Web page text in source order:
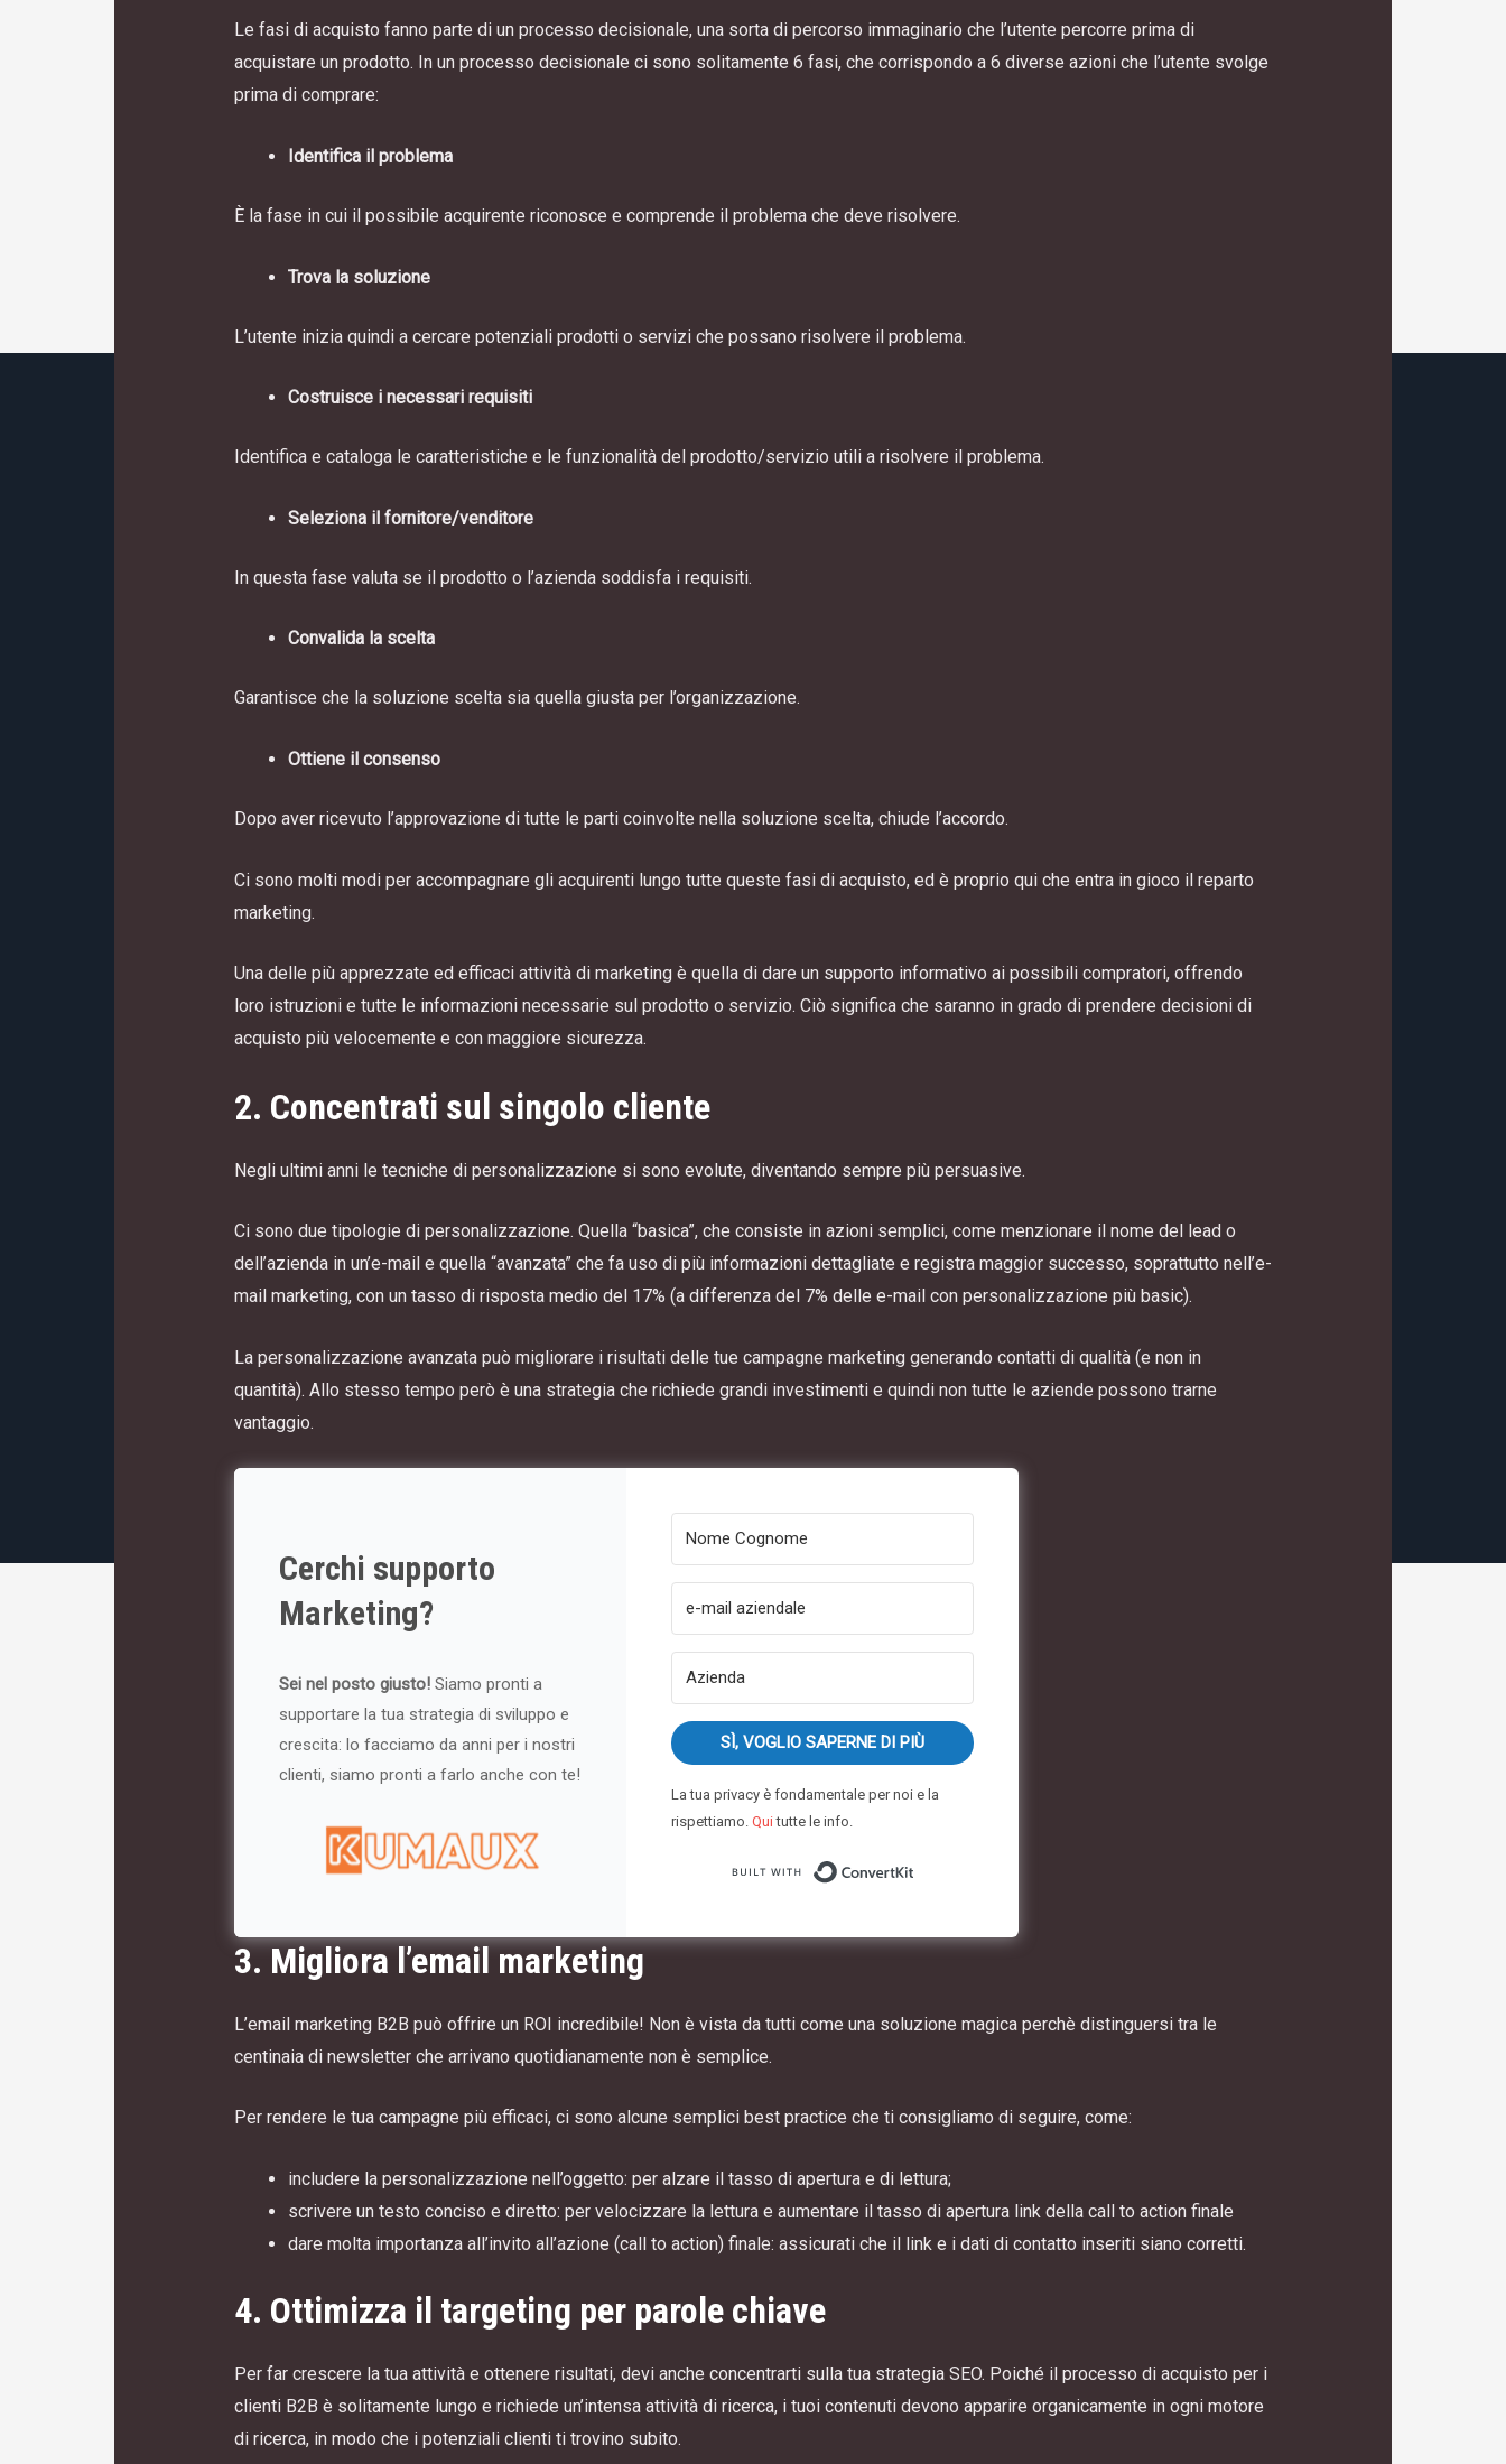
Le fasi di acquisto fanno parte di un processo decisionale, una sorta di percorso immaginario che l’utente percorre prima di
acquistare un prodotto. In un processo decisionale ci sono solitamente 6 fasi, che corrispondo a 6 diverse azioni che l’utente svolge
prima di comprare:
Identifica il problema
È la fase in cui il possibile acquirente riconosce e comprende il problema che deve risolvere.
Trova la soluzione
L’utente inizia quindi a cercare potenziali prodotti o servizi che possano risolvere il problema.
Costruisce i necessari requisiti
Identifica e cataloga le caratteristiche e le funzionalità del prodotto/servizio utili a risolvere il problema.
Seleziona il fornitore/venditore
In questa fase valuta se il prodotto o l’azienda soddisfa i requisiti.
Convalida la scelta
Garantisce che la soluzione scelta sia quella giusta per l’organizzazione.
Ottiene il consenso
Dopo aver ricevuto l’approvazione di tutte le parti coinvolte nella soluzione scelta, chiude l’accordo.
Ci sono molti modi per accompagnare gli acquirenti lungo tutte queste fasi di acquisto, ed è proprio qui che entra in gioco il reparto
marketing.
Una delle più apprezzate ed efficaci attività di marketing è quella di dare un supporto informativo ai possibili compratori, offrendo
loro istruzioni e tutte le informazioni necessarie sul prodotto o servizio. Ciò significa che saranno in grado di prendere decisioni di
acquisto più velocemente e con maggiore sicurezza.
2. Concentrati sul singolo cliente
Negli ultimi anni le tecniche di personalizzazione si sono evolute, diventando sempre più persuasive.
Ci sono due tipologie di personalizzazione. Quella “basica”, che consiste in azioni semplici, come menzionare il nome del lead o
dell’azienda in un’e-mail e quella “avanzata” che fa uso di più informazioni dettagliate e registra maggior successo, soprattutto nell’e-
mail marketing, con un tasso di risposta medio del 17% (a differenza del 7% delle e-mail con personalizzazione più basic).
La personalizzazione avanzata può migliorare i risultati delle tue campagne marketing generando contatti di qualità (e non in
quantità). Allo stesso tempo però è una strategia che richiede grandi investimenti e quindi non tutte le aziende possono trarne
vantaggio.
Cerchi supporto
Marketing?
Sei nel posto giusto! Siamo pronti a
supportare la tua strategia di sviluppo e
crescita: lo facciamo da anni per i nostri
clienti, siamo pronti a farlo anche con te!
SÌ, VOGLIO SAPERNE DI PIÙ
La tua privacy è fondamentale per noi e la
rispettiamo. Quitutte le info.
3. Migliora l’email marketing
L’email marketing B2B può offrire un ROI incredibile! Non è vista da tutti come una soluzione magica perchè distinguersi tra le
centinaia di newsletter che arrivano quotidianamente non è semplice.
Per rendere le tua campagne più efficaci, ci sono alcune semplici best practice che ti consigliamo di seguire, come:
includere la personalizzazione nell’oggetto: per alzare il tasso di apertura e di lettura;
scrivere un testo conciso e diretto: per velocizzare la lettura e aumentare il tasso di apertura link della call to action finale
dare molta importanza all’invito all’azione (call to action) finale: assicurati che il link e i dati di contatto inseriti siano corretti.
4. Ottimizza il targeting per parole chiave
Per far crescere la tua attività e ottenere risultati, devi anche concentrarti sulla tua strategia SEO. Poiché il processo di acquisto per i
clienti B2B è solitamente lungo e richiede un’intensa attività di ricerca, i tuoi contenuti devono apparire organicamente in ogni motore
di ricerca, in modo che i potenziali clienti ti trovino subito.